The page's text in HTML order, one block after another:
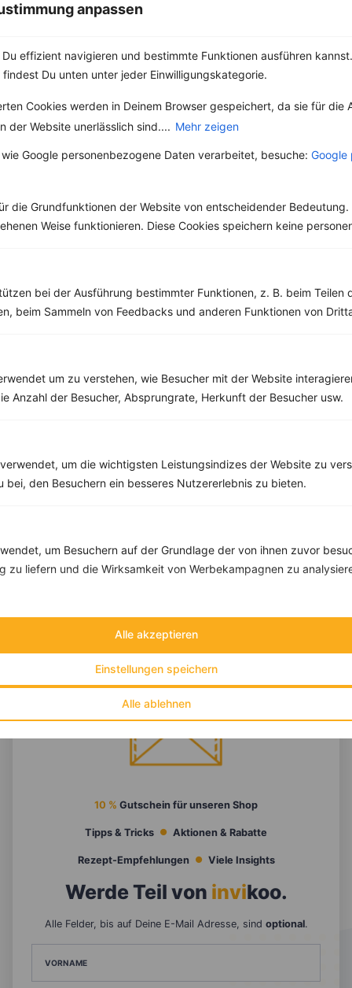
anpassen
effizient navigieren und bestimmte Funktionen ausführen
Du unten unter jeder Einwilligungskategorie.
Cookies werden in Deinem Browser gespeichert, da sie für die
der Website unerlässlich sind.... Mehr zeigen
Google personenbezogene Daten verarbeitet, besuche: Google
die Grundfunktionen der Website von entscheidender Bedeutung.
Weise funktionieren. Diese Cookies speichern keine
bei der Ausführung bestimmter Funktionen, z. B. beim Teilen
beim Sammeln von Feedbacks und anderen Funktionen von
um zu verstehen, wie Besucher mit der Website
Anzahl der Besucher, Absprungrate, Herkunft der Besucher usw.
um die wichtigsten Leistungsindizes der Website zu
bei, den Besuchern ein besseres Nutzererlebnis zu bieten.
um Besuchern auf der Grundlage der von ihnen zuvor
zu liefern und die Wirksamkeit von Werbekampagnen zu
Alle ablehnen
Einstellungen speichern
Alle akzeptieren
Maple Syrup wohl zu
Weitere Vegetarische Rezepte
‹ ›
Kalorien:637 kcal
Fett:19 g
‹ ›
Kalorien:
433 kcal
Fett:27 g
Eiweiß: 10 g
10 % Gutschein für unseren Shop
Tipps & Tricks Aktionen & Rabatte
Rezept-Empfehlungen Viele Insights
Werde Teil von invikoo.
Alle Felder, bis auf Deine E-Mail Adresse, sind optional.
VORNAME